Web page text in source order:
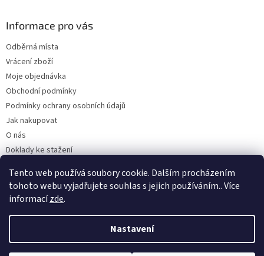
Tento web používá soubory cookie. Dalším procházením
tohoto webu vyjadřujete souhlas s jejich používáním.. Více
informacízde.
Nastavení
Informace pro vás
Odběrná místa
Vrácení zboží
Moje objednávka
Obchodní podmínky
Podmínky ochrany osobních údajů
Jak nakupovat
O nás
Doklady ke stažení
Velkoobchod
Vytvořil Shoptet